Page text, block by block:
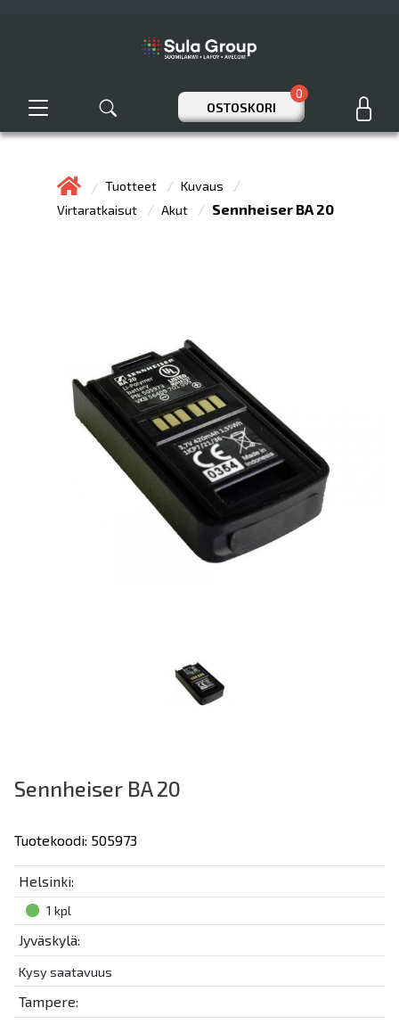
OSTOSKORI
0
Tuotteet
Kuvaus
Virtaratkaisut
Akut Sennheiser BA 20
Sennheiser BA 20
Tuotekoodi: 505973
Helsinki:
1 kpl
Jyväskylä:
Kysy saatavuus
Tampere: